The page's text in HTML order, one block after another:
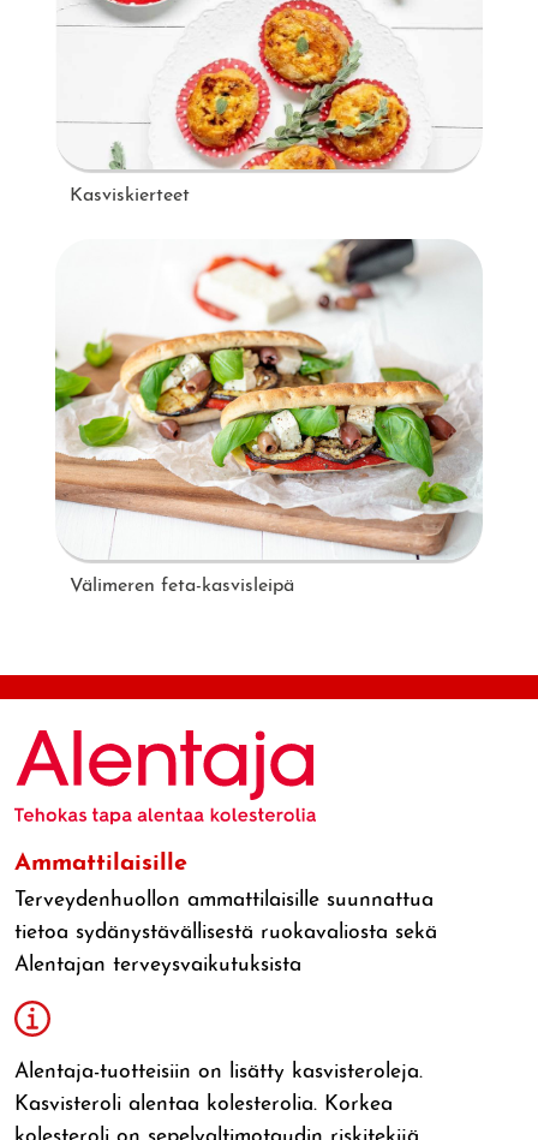
Kasviskierteet
Välimeren feta-kasvisleipä
Ammattilaisille
Terveydenhuollon ammattilaisille suunnattua
tietoa sydänystävällisestä ruokavaliosta sekä
Alentajan terveysvaikutuksista
Alentaja-tuotteisiin on lisätty kasvisteroleja.
Kasvisteroli alentaa kolesterolia. Korkea